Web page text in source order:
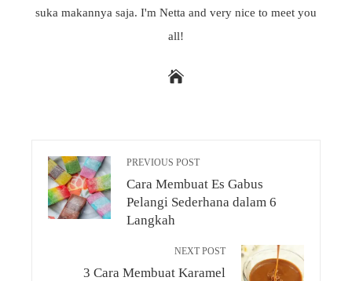
suka makannya saja. I'm Netta and very nice to meet you
all!
PREVIOUS POST
Cara Membuat Es Gabus
Pelangi Sederhana dalam 6
Langkah
NEXT POST
3 Cara Membuat Karamel